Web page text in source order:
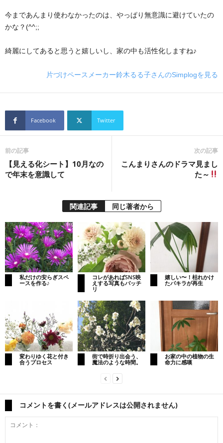
今まであんまり使わなかったのは、やっぱり無意識に避けていたの
かな？(^^;;
綺麗にしてあると思うと嬉しいし、家の中も活性化しますね♪
片づけペースメーカー鈴木るる子さんのSimplogを見る
Facebook Twitter
前の記事
【見える化シート】10月なの
で年末を意識して
次の記事
こんまりさんのドラマ見まし
た～
関連記事 同じ著者から
私だけの安らぎスペ
ースを作る♪
コレがあればSNS映
えする写真もバッチ
リ
嬉しい〜！枯れかけ
たパキラが再生
変わりゆく花と付き
合うプロセス
街で時折り出会う、
魔法のような時間。
お家の中の植物の生
命力に感嘆
コメントを書く(メールアドレスは公開されません)